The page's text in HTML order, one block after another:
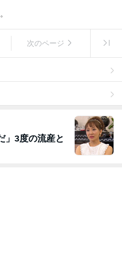
次のページ
」3度の流産と